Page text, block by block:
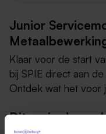
Junior
Klaar voor de start
bij SPIE direct aan
Ontdek wat het voor
Dit ga je doen